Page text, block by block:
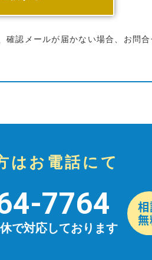
認メールが届かない場合、お問合
はお電話にて
7764
で対応しております